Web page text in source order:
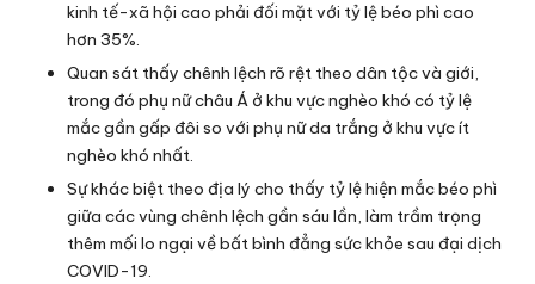
kinh tế-xã hội cao phải đối mặt với tỷ lệ béo phì cao
hơn 35%.
Quan sát thấy chênh lệch rõ rệt theo dân tộc và giới,
trong đó phụ nữ châu Á ở khu vực nghèo khó có tỷ lệ
mắc gần gấp đôi so với phụ nữ da trắng ở khu vực ít
nghèo khó nhất.
Sự khác biệt theo địa lý cho thấy tỷ lệ hiện mắc béo phì
giữa các vùng chênh lệch gần sáu lần, làm trầm trọng
thêm mối lo ngại về bất bình đẳng sức khỏe sau đại dịch
COVID-19.